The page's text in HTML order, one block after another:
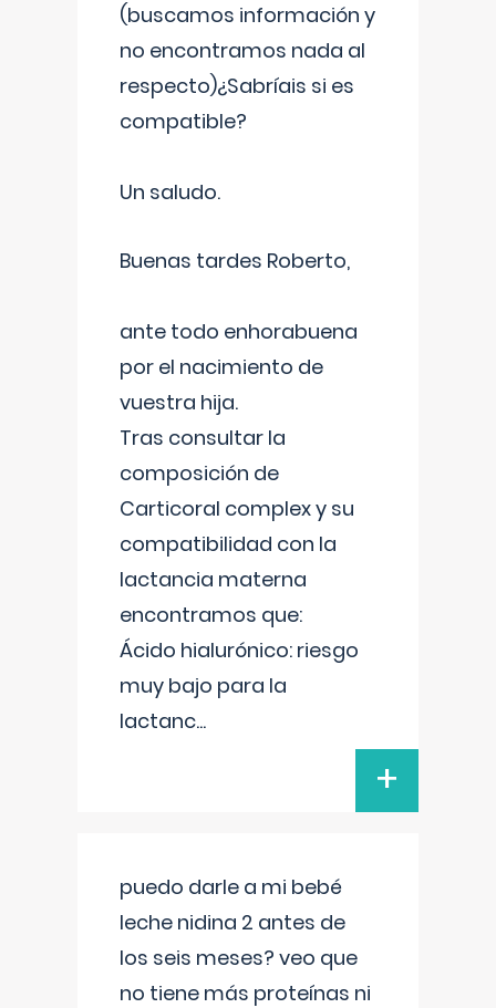
(buscamos información y
no encontramos nada al
respecto)¿Sabríais si es
compatible?
Un saludo.
Buenas tardes Roberto,
ante todo enhorabuena
por el nacimiento de
vuestra hija.
Tras consultar la
composición de
Carticoral complex y su
compatibilidad con la
lactancia materna
encontramos que:
Ácido hialurónico: riesgo
muy bajo para la
lactanc...
+
puedo darle a mi bebé
leche nidina 2 antes de
los seis meses? veo que
no tiene más proteínas ni